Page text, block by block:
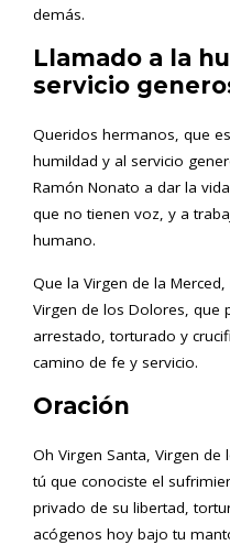
demás.
Llamado a la
servicio
Queridos hermanos, que
humildad y al servicio
Ramón Nonato a dar la
que no tienen voz, y a
humano.
Que la Virgen de la
Virgen de los Dolores, que
arrestado, torturado y
camino de fe y servicio.
Oración
Oh Virgen Santa, Virgen de
tú que conociste el
privado de su libertad,
acógenos hoy bajo tu